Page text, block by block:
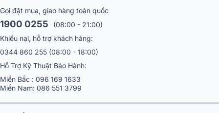
Gọi đặt mua, giao hàng toàn quốc
1900 0255
(08:00 - 21:00)
Khiếu nại, hỗ trợ khách hàng:
0344 860 255 (08:00 - 18:00)
Hỗ Trợ Kỹ Thuật Bảo Hành:
Miền Bắc : 096 169 1633
Miền Nam: 086 551 3799